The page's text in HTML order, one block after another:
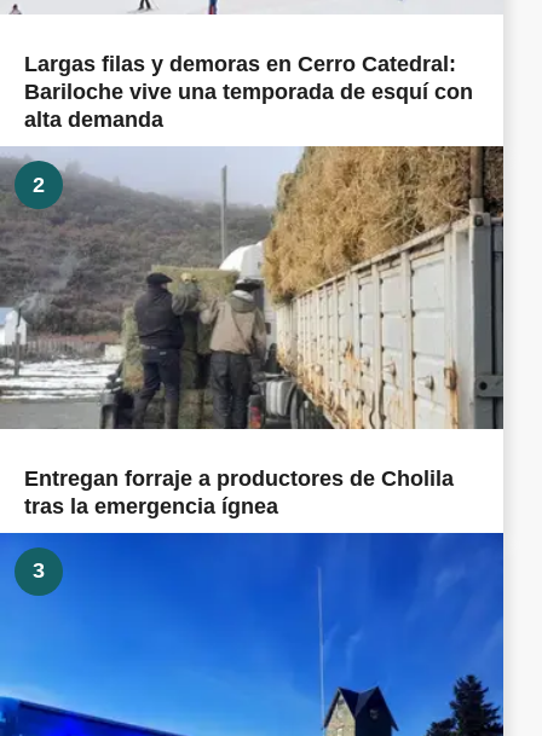
Largas filas y demoras en Cerro Catedral:
Bariloche vive una temporada de esquí con
alta demanda
2
Entregan forraje a productores de Cholila
tras la emergencia ígnea
3